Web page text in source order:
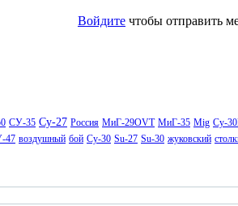
Войдите чтобы отправить
СУ-35 Су-27 Россия МиГ-29OVT МиГ-35 Mig Су-
47 воздушный бой Су-30 Su-27 Su-30 жуковский